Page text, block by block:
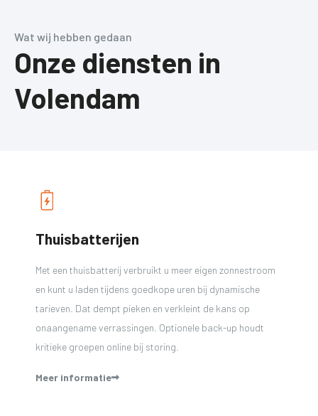
Wat wij hebben gedaan
Onze diensten in
Volendam
Thuisbatterijen
Met een thuisbatterij verbruikt u meer eigen zonnestroom
en kunt u laden tijdens goedkope uren bij dynamische
tarieven. Dat dempt pieken en verkleint de kans op
onaangename verrassingen. Optionele back-up houdt
kritieke groepen online bij storing.
Meer informatie